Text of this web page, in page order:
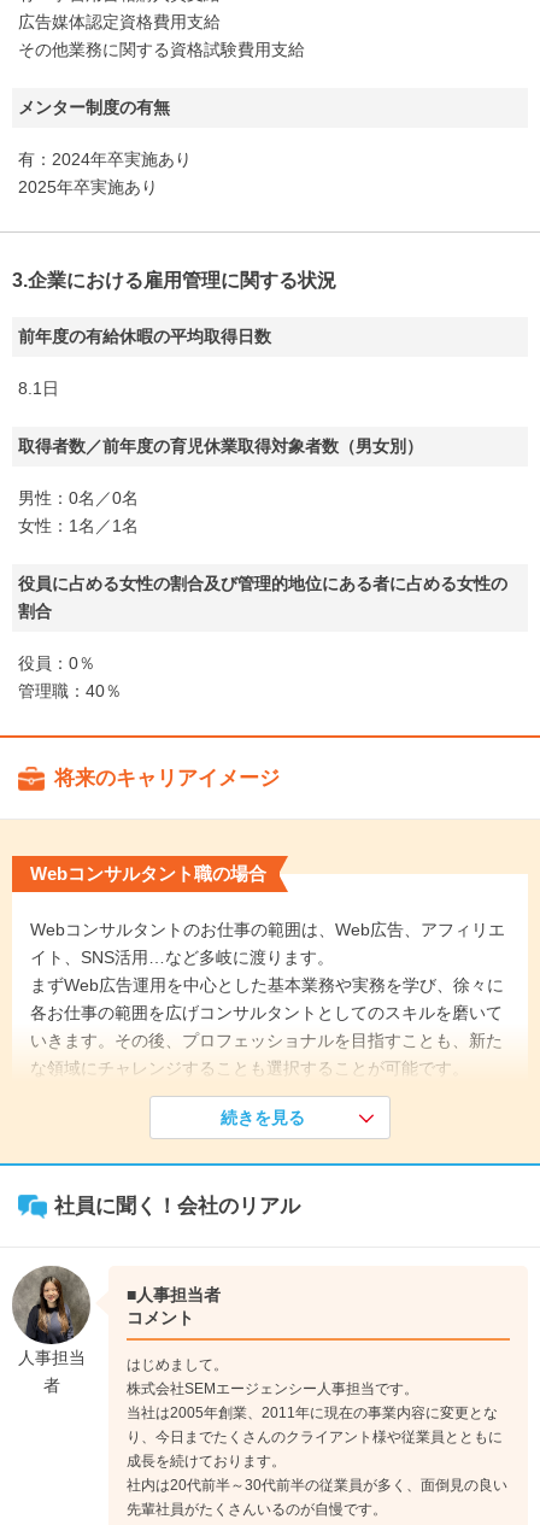
広告媒体認定資格費用支給
その他業務に関する資格試験費用支給
メンター制度の有無
有：2024年卒実施あり
2025年卒実施あり
3.企業における雇用管理に関する状況
前年度の有給休暇の平均取得日数
8.1日
取得者数／前年度の育児休業取得対象者数（男女別）
男性：0名／0名
女性：1名／1名
役員に占める女性の割合及び管理的地位にある者に占める女性の
割合
役員：0％
管理職：40％
将来のキャリアイメージ
Webコンサルタント職の場合
Webコンサルタントのお仕事の範囲は、Web広告、アフィリエ
イト、SNS活用…など多岐に渡ります。
まずWeb広告運用を中心とした基本業務や実務を学び、徐々に
各お仕事の範囲を広げコンサルタントとしてのスキルを磨いて
いきます。その後、プロフェッショナルを目指すことも、新た
な領域にチャレンジすることも選択することが可能です。
マーケティングの基礎となるスキルを習得していきます。
《入社2年目》
先輩のサポートを受けながら担当案件を持ち始めます。まずは
小規模クライアントへの施策の提案から実際の広告運用、改善
施策の立案など、基本的な運用スキルを磨きつつ、運用結果報
告などのレポーティングも行います
《入社3年目》
徐々に先輩からの手を離れ、より難易度の高い中規模クライア
ントの担当や、営業部と共に新規提案に参加することも。マー
ケティングに関する幅広い知識を吸収しながらコンサルタント
続きを見る
社員に聞く！会社のリアル
人事担当
者
■人事担当者
コメント
はじめまして。
株式会社SEMエージェンシー人事担当です。
当社は2005年創業、2011年に現在の事業内容に変更とな
り、今日までたくさんのクライアント様や従業員とともに
成長を続けております。
社内は20代前半～30代前半の従業員が多く、面倒見の良い
先輩社員がたくさんいるのが自慢です。